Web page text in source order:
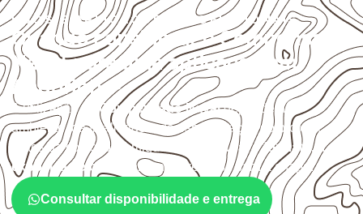
USOS E APLICAÇÕES PROFISSIONAIS
Quando considerar o Compensado
Naval para uma aplicação em
Andorinha?
A utilização do Compensado Navaldepende do
ambiente, da finalidade e da especificação do projeto.
Antes da cotação, verifique a
espessura, o formato, a
exposição e o acabamento
previstos para a chapa.
Consultar disponibilidade e entrega